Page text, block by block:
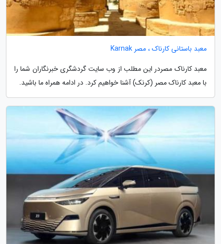
معبد باستانی کارناک ، مصر Karnak
معبد کارناک مصردر این مطلب از وب سایت گردشگری خبرنگاران شما را
با معبد کارناک مصر (کرنک) آشنا خواهیم کرد. در ادامه همراه ما باشید.